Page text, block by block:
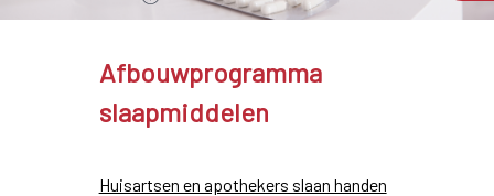
Afbouwprogramma
slaapmiddelen
Huisartsen en apothekers slaan handen